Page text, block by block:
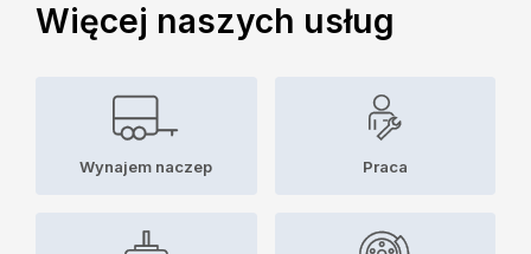
Więcej naszych usług
Wynajem naczep Praca